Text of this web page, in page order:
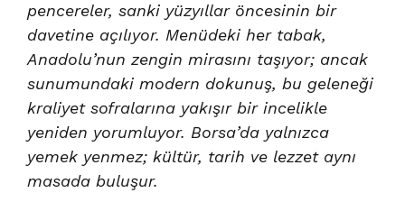
pencereler, sanki yüzyıllar öncesinin bir
davetine açılıyor. Menüdeki her tabak,
Anadolu’nun zengin mirasını taşıyor; ancak
sunumundaki modern dokunuş, bu geleneği
kraliyet sofralarına yakışır bir incelikle
yeniden yorumluyor. Borsa’da yalnızca
yemek yenmez; kültür, tarih ve lezzet aynı
masada buluşur.